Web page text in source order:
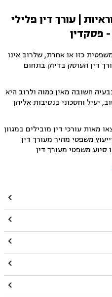
| עורך דין פלילי
- פסקדין
כזו או אחרת, שלרוב אינו
דין העוסק בדיוק בתחום
חשובה מאין כמוה ולרוב היא
יעיל וחסכוני בנסיבות אליהן
עורכי דין מובילים במגוון
משפטי מהיר מעורך דין
סיוע משפטי מעורך דין




